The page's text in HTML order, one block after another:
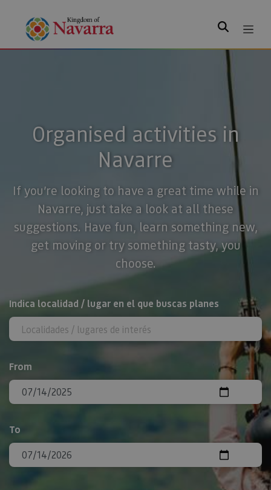
Search
Organised activities in
Navarre
If you’re looking to have a great time while in
Navarre, just take a look at all these
suggestions. Have fun, learn something new,
get moving or try something tasty, you
choose.
Search
Indica localidad / lugar en el que buscas planes
From
To